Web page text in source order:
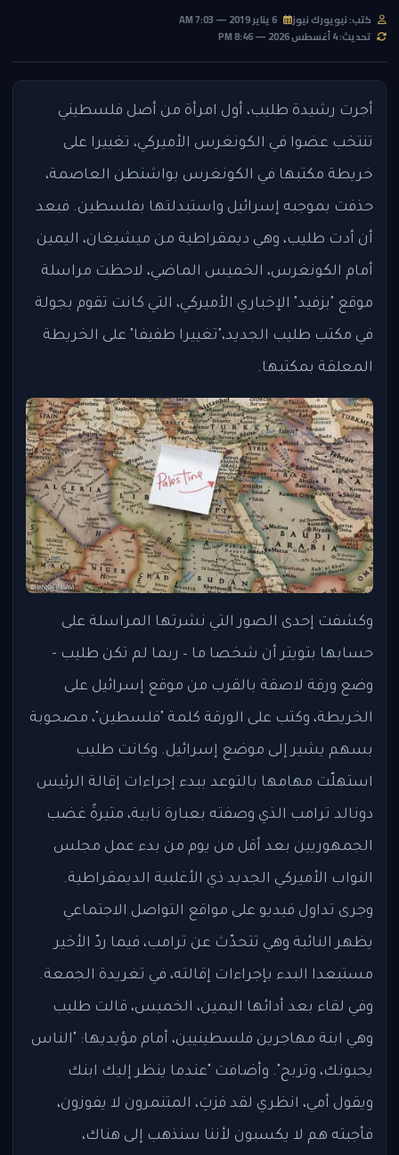
كتب: نيويورك نيوز
تحديث: 4 أغسطس 2026 — 8:46 PM
أجرت رشيدة طليب، أول امرأة من أصل فلسطيني
تنتخب عضوا في الكونغرس الأميركي، تغييرا على
خريطة مكتبها في الكونغرس بواشنطن العاصمة،
حذفت بموجبه إسرائيل واستبدلتها بفلسطين. فبعد
أن أدت طليب، وهي ديمقراطية من ميشيغان، اليمين
أمام الكونغرس، الخميس الماضي، لاحظت مراسلة
موقع "بزفيد" الإخباري الأميركي، التي كانت تقوم بجولة
في مكتب طليب الجديد،"تغييرا طفيفا" على الخريطة
المعلقة بمكتبها.
وكشفت إحدى الصور التي نشرتها المراسلة على
حسابها بتويتر أن شخصا ما – ربما لم تكن طليب -
وضع ورقة لاصقة بالقرب من موقع إسرائيل على
الخريطة، وكتب على الورقة كلمة "فلسطين"، مصحوبة
بسهم يشير إلى موضع إسرائيل. وكانت طليب
استهلّت مهامها بالتوعد ببدء إجراءات إقالة الرئيس
دونالد ترامب الذي وصفته بعبارة نابية، مثيرةً غضب
الجمهوريين بعد أقل من يوم من بدء عمل مجلس
النواب الأميركي الجديد ذي الأغلبية الديمقراطية.
وجرى تداول فيديو على مواقع التواصل الاجتماعي
يظهر النائبة وهي تتحدّث عن ترامب، فيما ردّ الأخير
مستبعدا البدء بإجراءات إقالته، في تغريدة الجمعة.
وفي لقاء بعد أدائها اليمين، الخميس، قالت طليب
وهي ابنة مهاجرين فلسطينيين، أمام مؤيديها: "الناس
يحبونك، وتربح". وأضافت "عندما ينظر إليك ابنك
ويقول أمي، انظري لقد فزتِ، المتنمرون لا يفوزون،
فأجبته هم لا يكسبون لأننا سنذهب إلى هناك،